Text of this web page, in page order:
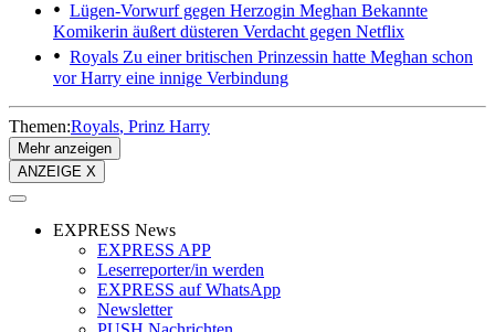
Lügen-Vorwurf gegen Herzogin Meghan Bekannte
Komikerin äußert düsteren Verdacht gegen Netflix
Royals Zu einer britischen Prinzessin hatte Meghan schon
vor Harry eine innige Verbindung
Themen:Royals Prinz Harry
Mehr anzeigen
ANZEIGE X
EXPRESS News
EXPRESS APP
Leserreporter/in werden
EXPRESS auf WhatsApp
Newsletter